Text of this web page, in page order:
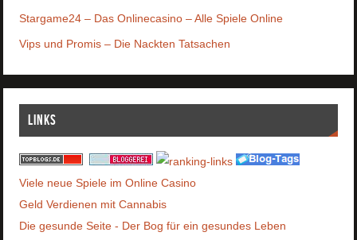
Stargame24 – Das Onlinecasino – Alle Spiele Online
Vips und Promis – Die Nackten Tatsachen
Links
Viele neue Spiele im Online Casino
Geld Verdienen mit Cannabis
Die gesunde Seite - Der Bog für ein gesundes Leben